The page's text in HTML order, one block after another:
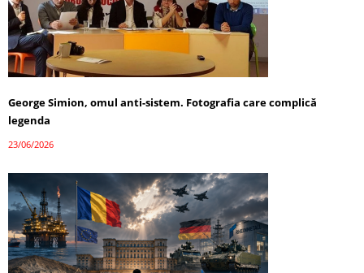
George Simion, omul anti-sistem. Fotografia care complică
legenda
23/06/2026